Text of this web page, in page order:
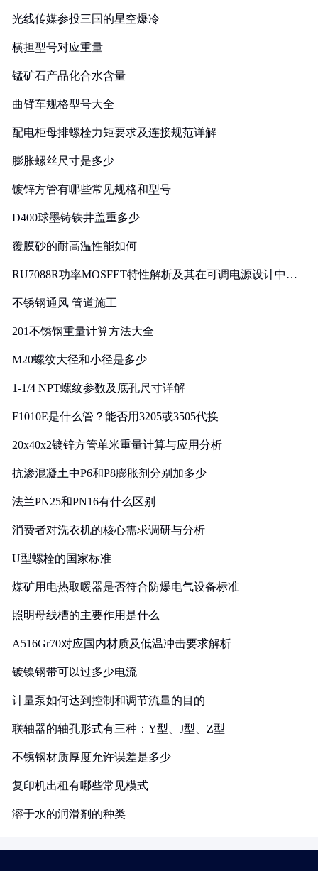
光线传媒参投三国的星空爆冷
横担型号对应重量
锰矿石产品化合水含量
曲臂车规格型号大全
配电柜母排螺栓力矩要求及连接规范详解
膨胀螺丝尺寸是多少
镀锌方管有哪些常见规格和型号
D400球墨铸铁井盖重多少
覆膜砂的耐高温性能如何
RU7088R功率MOSFET特性解析及其在可调电源设计中的
不锈钢通风 管道施工
201不锈钢重量计算方法大全
M20螺纹大径和小径是多少
1-1/4 NPT螺纹参数及底孔尺寸详解
F1010E是什么管？能否用3205或3505代换
20x40x2镀锌方管单米重量计算与应用分析
抗渗混凝土中P6和P8膨胀剂分别加多少
法兰PN25和PN16有什么区别
消费者对洗衣机的核心需求调研与分析
U型螺栓的国家标准
煤矿用电热取暖器是否符合防爆电气设备标准
照明母线槽的主要作用是什么
A516Gr70对应国内材质及低温冲击要求解析
镀镍钢带可以过多少电流
计量泵如何达到控制和调节流量的目的
联轴器的轴孔形式有三种：Y型、J型、Z型
不锈钢材质厚度允许误差是多少
复印机出租有哪些常见模式
溶于水的润滑剂的种类